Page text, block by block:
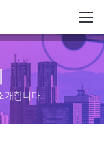
개합니다.